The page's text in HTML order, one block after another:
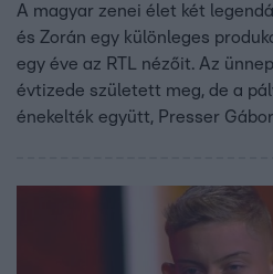
A magyar zenei élet két
és Zorán egy különleges
egy éve az RTL nézőit. Az
évtizede született meg, de a
énekelték együtt, Presser